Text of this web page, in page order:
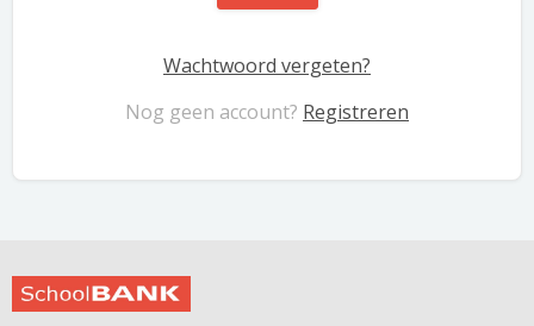
Wachtwoord vergeten?
Nog geen account? Registreren